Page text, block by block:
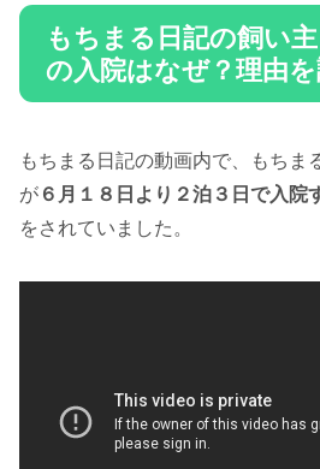
もちまる日記の飼い
の入院はなぜ？理由を
もちまる日記の動画内で、もちま
が ６月１８日より２泊３日で入院
をされていました。